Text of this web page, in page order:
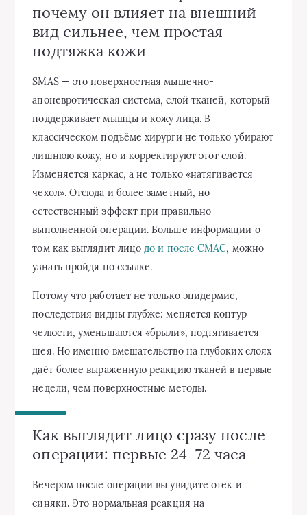
почему он влияет на внешний
вид сильнее, чем простая
подтяжка кожи
SMAS — это поверхностная мышечно-
апоневротическая система, слой тканей, который
поддерживает мышцы и кожу лица. В
классическом подъёме хирурги не только убирают
лишнюю кожу, но и корректируют этот слой.
Изменяется каркас, а не только «натягивается
чехол». Отсюда и более заметный, но
естественный эффект при правильно
выполненной операции. Больше информации о
том как выглядит лицодо и после СМАС, можно
узнать пройдя по ссылке.
Потому что работает не только эпидермис,
последствия видны глубже: меняется контур
челюсти, уменьшаются «брыли», подтягивается
шея. Но именно вмешательство на глубоких слоях
даёт более выраженную реакцию тканей в первые
недели, чем поверхностные методы.
Как выглядит лицо сразу после
операции: первые 24–72 часа
Вечером после операции вы увидите отек и
синяки. Это нормальная реакция на